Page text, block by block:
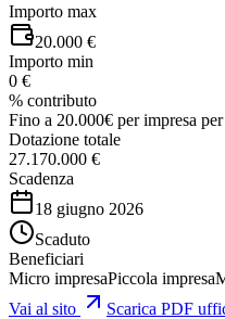
Importo max
20.000 €
Importo min
0 €
% contributo
Fino a 20.000€ per impresa
Dotazione totale
27.170.000 €
Scadenza
18 giugno 2026
Scaduto
Beneficiari
Micro impresaPiccola impresa
Vai al sito
Scarica PDF